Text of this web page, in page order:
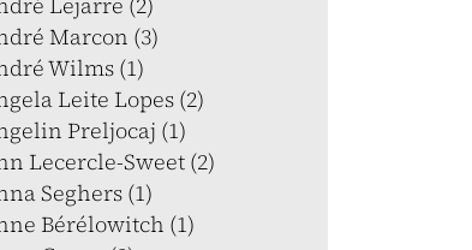
Marcon (3)
Wilms (1)
Leite Lopes (2)
Preljocaj (1)
Lecercle-Sweet (2)
Seghers (1)
Bérélowitch (1)